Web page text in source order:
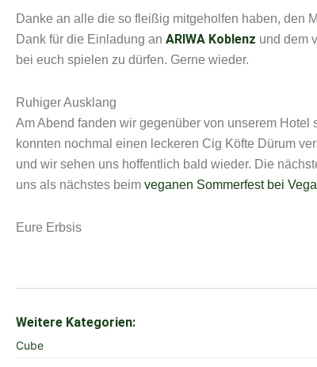
Danke an alle die so fleißig mitgeholfen haben, den
Dank für die Einladung an ARIWA Koblenz und dem
bei euch spielen zu dürfen. Gerne wieder.
Ruhiger Ausklang
Am Abend fanden wir gegenüber von unserem
konnten nochmal einen leckeren Cig Köfte Dürum
und wir sehen uns hoffentlich bald wieder. Die
uns als nächstes beim veganen Sommerfest bei
Eure Erbsis
Weitere Kategorien:
Cube